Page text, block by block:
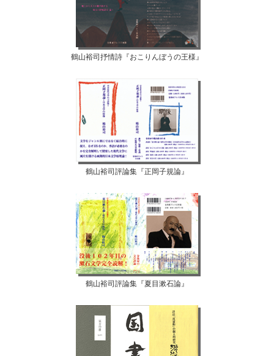
鶴山裕司抒情詩『おこりんぼうの王様』
鶴山裕司評論集『正岡子規論』
鶴山裕司評論集『夏目漱石論』